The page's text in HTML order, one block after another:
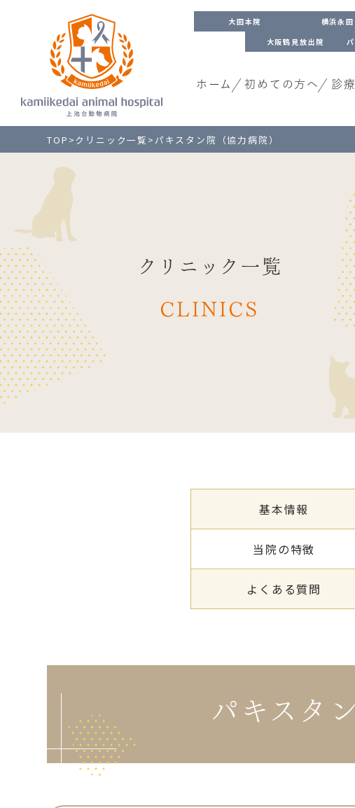
大田本院 横浜永
大阪鶴見放出院
ホーム 初めての方へ 診
TOP >クリニック一覧 > パキスタン院（協力病院）
クリニック一覧
CLINICS
基本情報
当院の特徴
よくある質問
パキスタ